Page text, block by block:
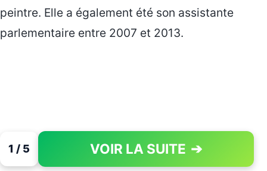
peintre. Elle a également été son assistante
parlementaire entre 2007 et 2013.
1 / 5 VOIR LA SUITE ➔
PAGE 1 OF 5